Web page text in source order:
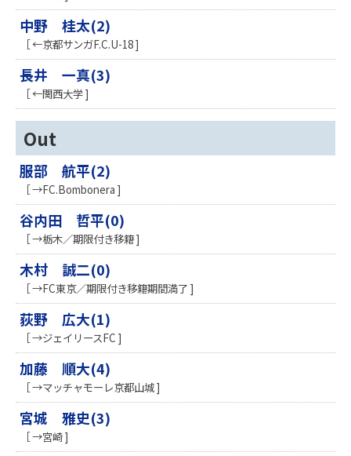
中野 桂太(2)
［ ←京都サンガF.C.U-18 ]
長井 一真(3)
［ ←関西大学 ]
Out
服部 航平(2)
［ →FC.Bombonera ]
谷内田 哲平(0)
［ →栃木／期限付き移籍 ]
木村 誠二(0)
［ →FC東京／期限付き移籍期間満了 ]
荻野 広大(1)
［ →ジェイリースFC ]
加藤 順大(4)
［ →マッチャモーレ京都山城 ]
宮城 雅史(3)
［ →宮崎 ]